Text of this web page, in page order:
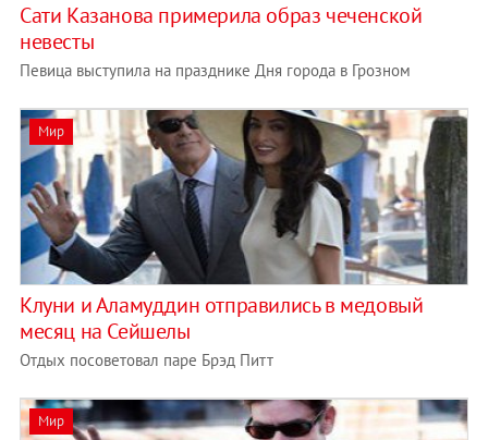
Сати Казанова примерила образ чеченской
невесты
Певица выступила на празднике Дня города в Грозном
Мир
Клуни и Аламуддин отправились в медовый
месяц на Сейшелы
Отдых посоветовал паре Брэд Питт
Мир